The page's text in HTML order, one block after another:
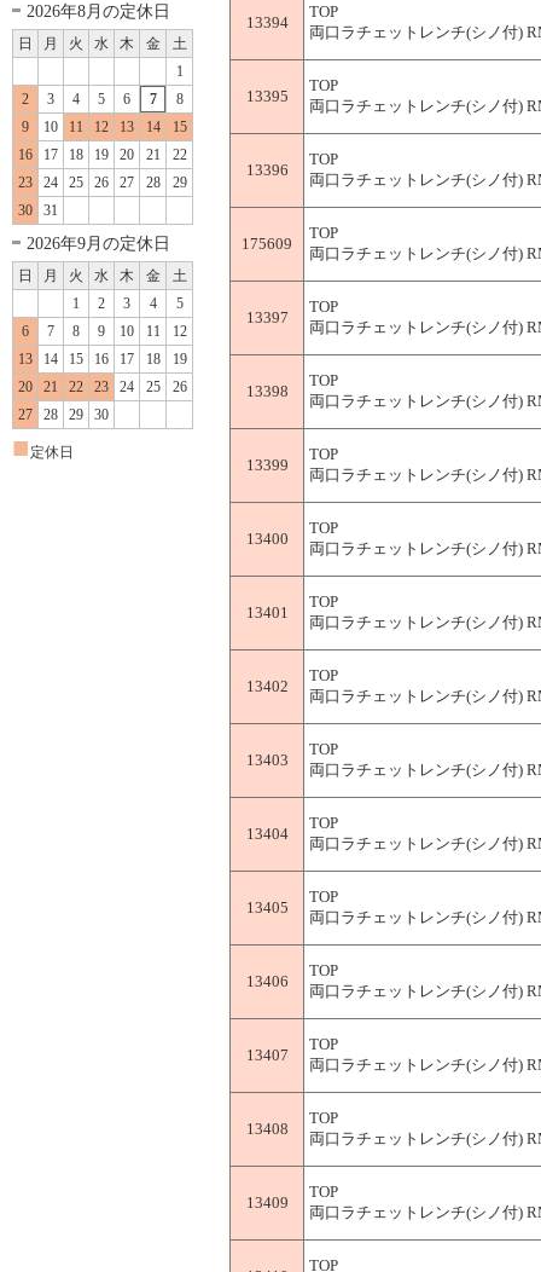
2026年8月の定休日
日 月 火 水 木 金
土
1
2
3 4 5 6 7
8
9
10 11 12 13 14
15
16
17 18 19 20 21
22
23
24 25 26 27 28
29
30
31
2026年9月の定休日
日 月 火 水 木 金
土
1
2 3 4
5
6
7 8 9 10 11
12
13
14 15 16 17 18
19
20
21 22 23 24 25
26
27
28 29 30
■ 定休日
13394
TOP
両口ラチェットレンチ(シノ付)
13395
TOP
両口ラチェットレンチ(シノ付)
13396
TOP
両口ラチェットレンチ(シノ付)
175609
TOP
両口ラチェットレンチ(シノ付)
13397
TOP
両口ラチェットレンチ(シノ付)
13398
TOP
両口ラチェットレンチ(シノ付)
13399
TOP
両口ラチェットレンチ(シノ付)
13400
TOP
両口ラチェットレンチ(シノ付)
13401
TOP
両口ラチェットレンチ(シノ付)
13402
TOP
両口ラチェットレンチ(シノ付)
13403
TOP
両口ラチェットレンチ(シノ付)
13404
TOP
両口ラチェットレンチ(シノ付)
13405
TOP
両口ラチェットレンチ(シノ付)
13406
TOP
両口ラチェットレンチ(シノ付)
13407
TOP
両口ラチェットレンチ(シノ付)
13408
TOP
両口ラチェットレンチ(シノ付)
13409
TOP
両口ラチェットレンチ(シノ付)
TOP